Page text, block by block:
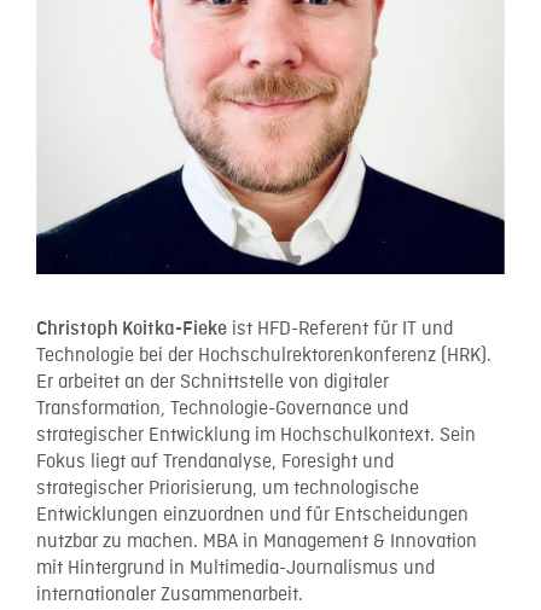
Christoph Koitka-Fieke ist HFD-Referent für IT und
Technologie bei der Hochschulrektorenkonferenz (HRK).
Er arbeitet an der Schnittstelle von digitaler
Transformation, Technologie-Governance und
strategischer Entwicklung im Hochschulkontext. Sein
Fokus liegt auf Trendanalyse, Foresight und
strategischer Priorisierung, um technologische
Entwicklungen einzuordnen und für Entscheidungen
nutzbar zu machen. MBA in Management & Innovation
mit Hintergrund in Multimedia-Journalismus und
internationaler Zusammenarbeit.